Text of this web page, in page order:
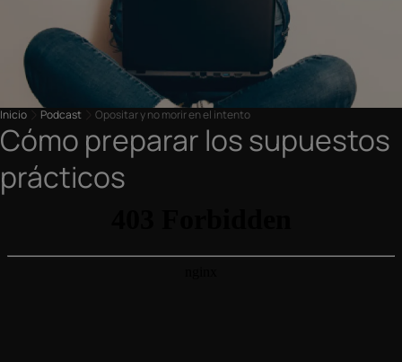
Inicio Podcast Opositar y no morir en el intento
Cómo preparar los supuestos
prácticos